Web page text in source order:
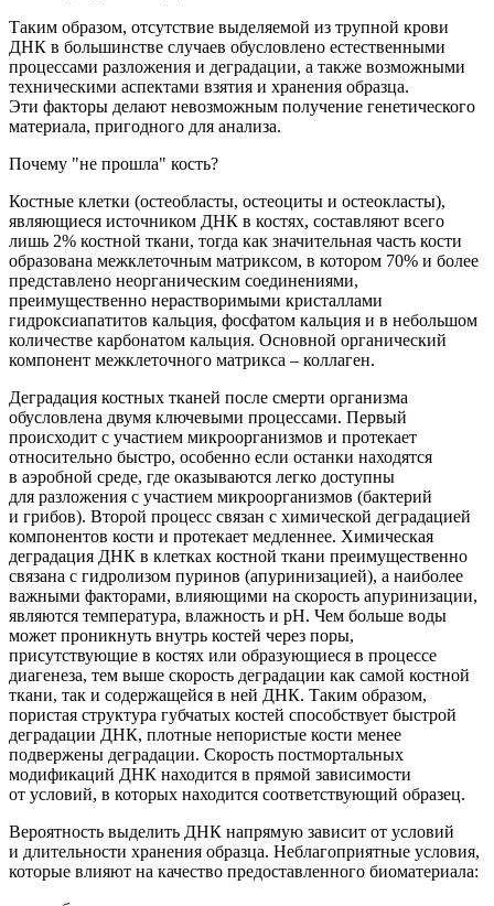
Таким образом, отсутствие выделяемой из трупной крови
ДНК в большинстве случаев обусловлено естественными
процессами разложения и деградации, а также возможными
техническими аспектами взятия и хранения образца.
Эти факторы делают невозможным получение генетического
материала, пригодного для анализа.
Почему "не прошла" кость?
Костные клетки (остеобласты, остеоциты и остеокласты),
являющиеся источником ДНК в костях, составляют всего
лишь 2% костной ткани, тогда как значительная часть кости
образована межклеточным матриксом, в котором 70% и более
представлено неорганическим соединениями,
преимущественно нерастворимыми кристаллами
гидроксиапатитов кальция, фосфатом кальция и в небольшом
количестве карбонатом кальция. Основной органический
компонент межклеточного матрикса – коллаген.
Деградация костных тканей после смерти организма
обусловлена двумя ключевыми процессами. Первый
происходит с участием микроорганизмов и протекает
относительно быстро, особенно если останки находятся
в аэробной среде, где оказываются легко доступны
для разложения с участием микроорганизмов (бактерий
и грибов). Второй процесс связан с химической деградацией
компонентов кости и протекает медленнее. Химическая
деградация ДНК в клетках костной ткани преимущественно
связана с гидролизом пуринов (апуринизацией), а наиболее
важными факторами, влияющими на скорость апуринизации,
являются температура, влажность и рН. Чем больше воды
может проникнуть внутрь костей через поры,
присутствующие в костях или образующиеся в процессе
диагенеза, тем выше скорость деградации как самой костной
ткани, так и содержащейся в ней ДНК. Таким образом,
пористая структура губчатых костей способствует быстрой
деградации ДНК, плотные непористые кости менее
подвержены деградации. Скорость постмортальных
модификаций ДНК находится в прямой зависимости
от условий, в которых находится соответствующий образец.
Вероятность выделить ДНК напрямую зависит от условий
и длительности хранения образца. Неблагоприятные условия,
которые влияют на качество предоставленного биоматериала: